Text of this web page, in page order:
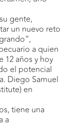
gente,
un nuevo reto
a quien
12 años y hoy
el potencial
Diego Samuel
en
tiene una
a